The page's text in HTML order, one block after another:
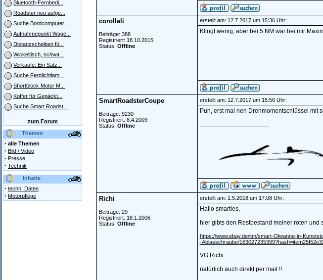
Bluetooth-Fernbedi...
Roadster neu aufge...
Suche Bordcomputer...
Aufnahmepunkt Wage...
Distanzscheiben fü...
Wickeltisch, schwa...
Verkaufe: Ein Satz...
Suche Fernlichtlam...
Shortblock Motor M...
Koffer für Gepäckt...
Suche Smart Roadst...
zum Forum
Themen
· alle Themen
· Bild / Video
· Presse
· Technik
Inhalte
· techn. Daten
· Motorpflege
corollali
Beiträge: 388
Registriert: 18.10.2015
Status: Offline
erstellt am: 12.7.2017 um 15:36 Uhr:
Klingt wenig, aber bei 5 NM war bei mir
SmartRoadsterCoupe
Beiträge: 9230
Registriert: 8.4.2009
Status: Offline
erstellt am: 12.7.2017 um 15:56 Uhr:
Puh, erst mal nen Drehmomentschlüssel mit
Richi
Beiträge: 29
Registriert: 18.1.2006
Status: Offline
erstellt am: 1.5.2018 um 17:08 Uhr:
Hallo smarties,
hier gibts den Restbestand meiner roten und
https://www.ebay.de/itm/smart-Olwanne-in-
-Ablasschraube/
VG Richi
natürlich auch direkt per mail !!